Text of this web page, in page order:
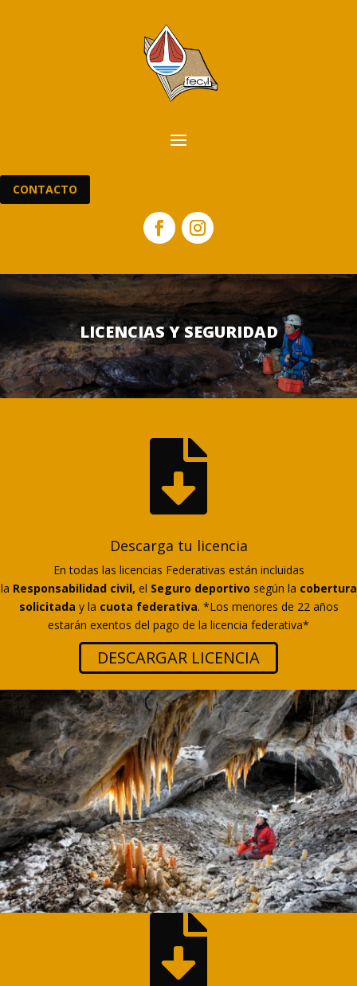
CONTACTO
LICENCIAS Y SEGURIDAD

Descarga tu licencia
En todas las licencias Federativas están incluidas
la Responsabilidad civil, el Seguro deportivo según la cobertura
solicitada y la cuota federativa. *Los menores de 22 años
estarán exentos del pago de la licencia federativa*
DESCARGAR LICENCIA
